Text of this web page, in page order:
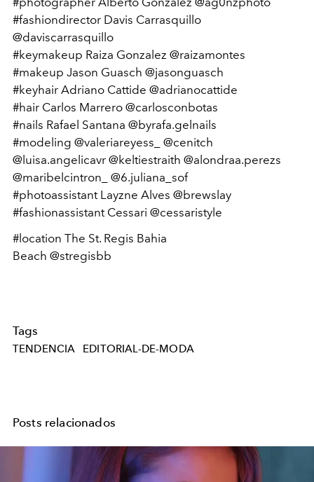
#fashiondirector Davis Carrasquillo
@daviscarrasquillo
#keymakeup Raiza Gonzalez @raizamontes
#makeup Jason Guasch @jasonguasch
#keyhair Adriano Cattide @adrianocattide
#hair Carlos Marrero @carlosconbotas
#nails Rafael Santana @byrafa.gelnails
#modeling @valeriareyess_ @cenitch
@luisa.angelicavr @keltiestraith @alondraa.perezs
@maribelcintron_ @6.juliana_sof
#photoassistant Layzne Alves @brewslay
#fashionassistant Cessari @cessaristyle
#location The St. Regis Bahia
Beach @stregisbb
Tags
TENDENCIA EDITORIAL-DE-MODA
Posts relacionados